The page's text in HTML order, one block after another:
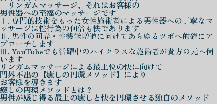
「リンガムマッサージ、それはお客様の
男性器への至福のマッサージです」
Ⅰ. 専門的技術をもった女性施術者による男性器への丁寧なマ
ッサージは性行為の何倍も快であります
Ⅱ. 男性の回春・性機能増進に向けてあらゆるツボへ的確にア
プローチします
Ⅲ. YouTubeでも活躍中のハイクラスな施術者が貴方の元へ伺
います
リンガムマッサージによる最上位の快に向けて
門外不出の 【癒しの円環メソッド】 により
お客様を導きます
癒しの円環メソッド とは？
男性が感じ得る最上の癒しと快を円環させる独自のメソッド